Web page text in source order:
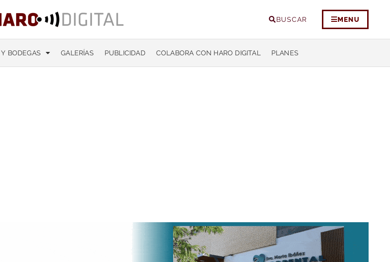
BUSCAR MENU
BODEGAS GALERÍAS PUBLICIDAD COLABORA CON HARO DIGITAL PLANES